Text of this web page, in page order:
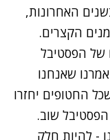
האחרונות,
הקצרים.
של הפסטיבל
שאנחנו
החטופים יחזרו
שוב.
- להיות חלק